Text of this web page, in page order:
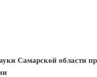
Самарской области